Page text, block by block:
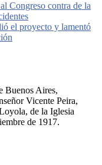
Congreso contra de la
el proyecto y lamentó
Buenos Aires,
Vicente Peira,
de la Iglesia
de 1917.